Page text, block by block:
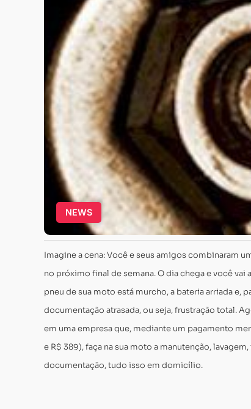
NEWS
Imagine a cena: Você e seus amigos combinaram
no próximo final de semana. O dia chega e você vai
pneu de sua moto está murcho, a bateria arriada e,
documentação atrasada, ou seja, frustração total.
em uma empresa que, mediante um pagamento
e R$ 389), faça na sua moto a manutenção,
documentação, tudo isso em domicílio.